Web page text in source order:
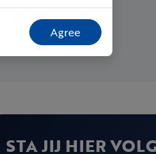
STA JIJ HIER
Agree